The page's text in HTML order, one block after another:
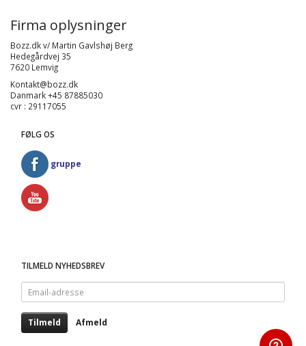
Firma oplysninger
Bozz.dk v/ Martin Gavlshøj Berg
Hedegårdvej 35
7620 Lemvig
Kontakt@bozz.dk
Danmark +45 87885030
cvr : 29117055
FØLG OS
gruppe
TILMELD NYHEDSBREV
Email-
adresse
Tilmeld Afmeld